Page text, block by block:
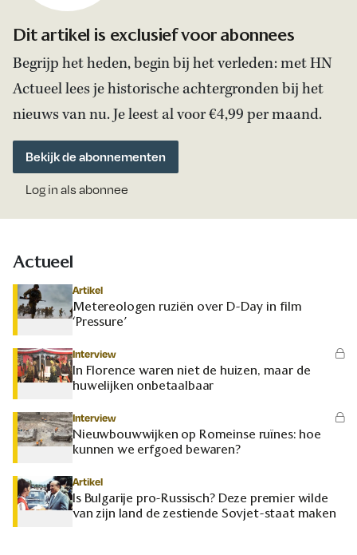
Dit artikel is exclusief voor abonnees
Begrijp het heden, begin bij het verleden: met HN
Actueel lees je historische achtergronden bij het
nieuws van nu. Je leest al voor €4,99 per maand.
Bekijk de abonnementen
Log in als abonnee
Actueel
Artikel
Metereologen ruziën over D-Day in film
‘Pressure’
Interview
In Florence waren niet de huizen, maar de
huwelijken onbetaalbaar
Interview
Nieuwbouwwijken op Romeinse ruïnes: hoe
kunnen we erfgoed bewaren?
Artikel
Is Bulgarije pro-Russisch? Deze premier wilde
van zijn land de zestiende Sovjet-staat maken